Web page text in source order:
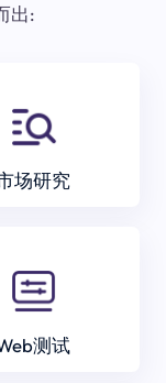
出:
场研究
测试